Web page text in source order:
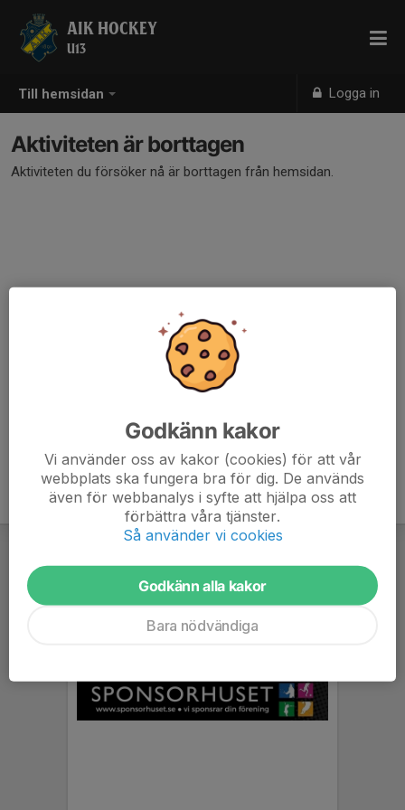
Till hemsidan Logga in
AIK HOCKEY
U13
Aktiviteten är borttagen
Aktiviteten du försöker nå är borttagen från hemsidan.
Godkänn kakor
Vi använder oss av kakor (cookies) för att vår
webbplats ska fungera bra för dig. De används
även för webbanalys i syfte att hjälpa oss att
förbättra våra tjänster.
Så använder vi cookies
Godkänn alla kakor
Bara nödvändiga